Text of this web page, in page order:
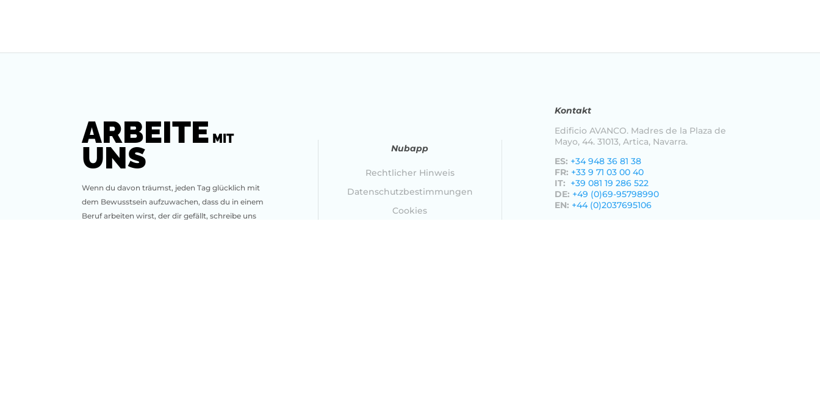
ARBEITE MIT
UNS
Wenn du davon träumst, jeden Tag glücklich mit
dem Bewusstsein aufzuwachen, dass du in einem
Beruf arbeiten wirst, der dir gefällt, schreibe uns
Nubapp
Rechtlicher Hinweis
Datenschutzbestimmungen
Cookies
Kontakt
Edificio AVANCO. Madres de la Plaza de
Mayo, 44. 31013, Artica, Navarra.
ES: +34 948 36 81 38
FR: +33 9 71 03 00 40
IT: +39 081 19 286 522
DE: +49 (0)69-95798990
EN: +44 (0)2037695106